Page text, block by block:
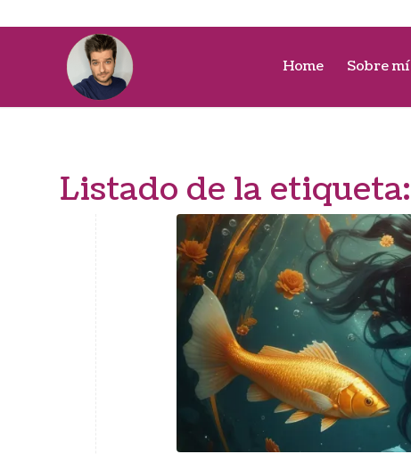
Home Sobre mí
Listado de la etiqueta: